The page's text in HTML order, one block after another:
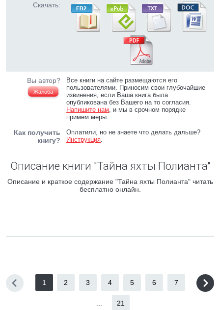
Скачать:
Вы автор?
Жалоба
Все книги на сайте размещаются его
пользователями. Приносим свои глубочайшие
извинения, если Ваша книга была
опубликована без Вашего на то согласия.
Напишите нам, и мы в срочном порядке
примем меры.
Как получить
книгу?
Оплатили, но не знаете что делать дальше?
Инструкция.
Описание книги "Тайна яхты Полианта"
Описание и краткое содержание "Тайна яхты Полианта" читать
бесплатно онлайн.
1 2 3 4 5 6 7
21